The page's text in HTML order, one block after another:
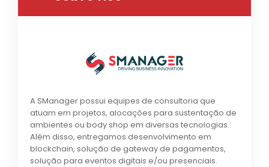
A SManager possui equipes de consultoria que
atuam em projetos, alocações para sustentação de
ambientes ou body shop em diversas tecnologias.
Além disso, entregamos desenvolvimento em
blockchain, solução de gateway de pagamentos,
solução para eventos digitais e/ou presenciais.